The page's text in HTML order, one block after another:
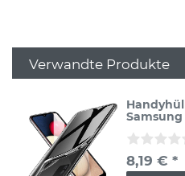
Verwandte Produkte
Samsung
8,19 € *